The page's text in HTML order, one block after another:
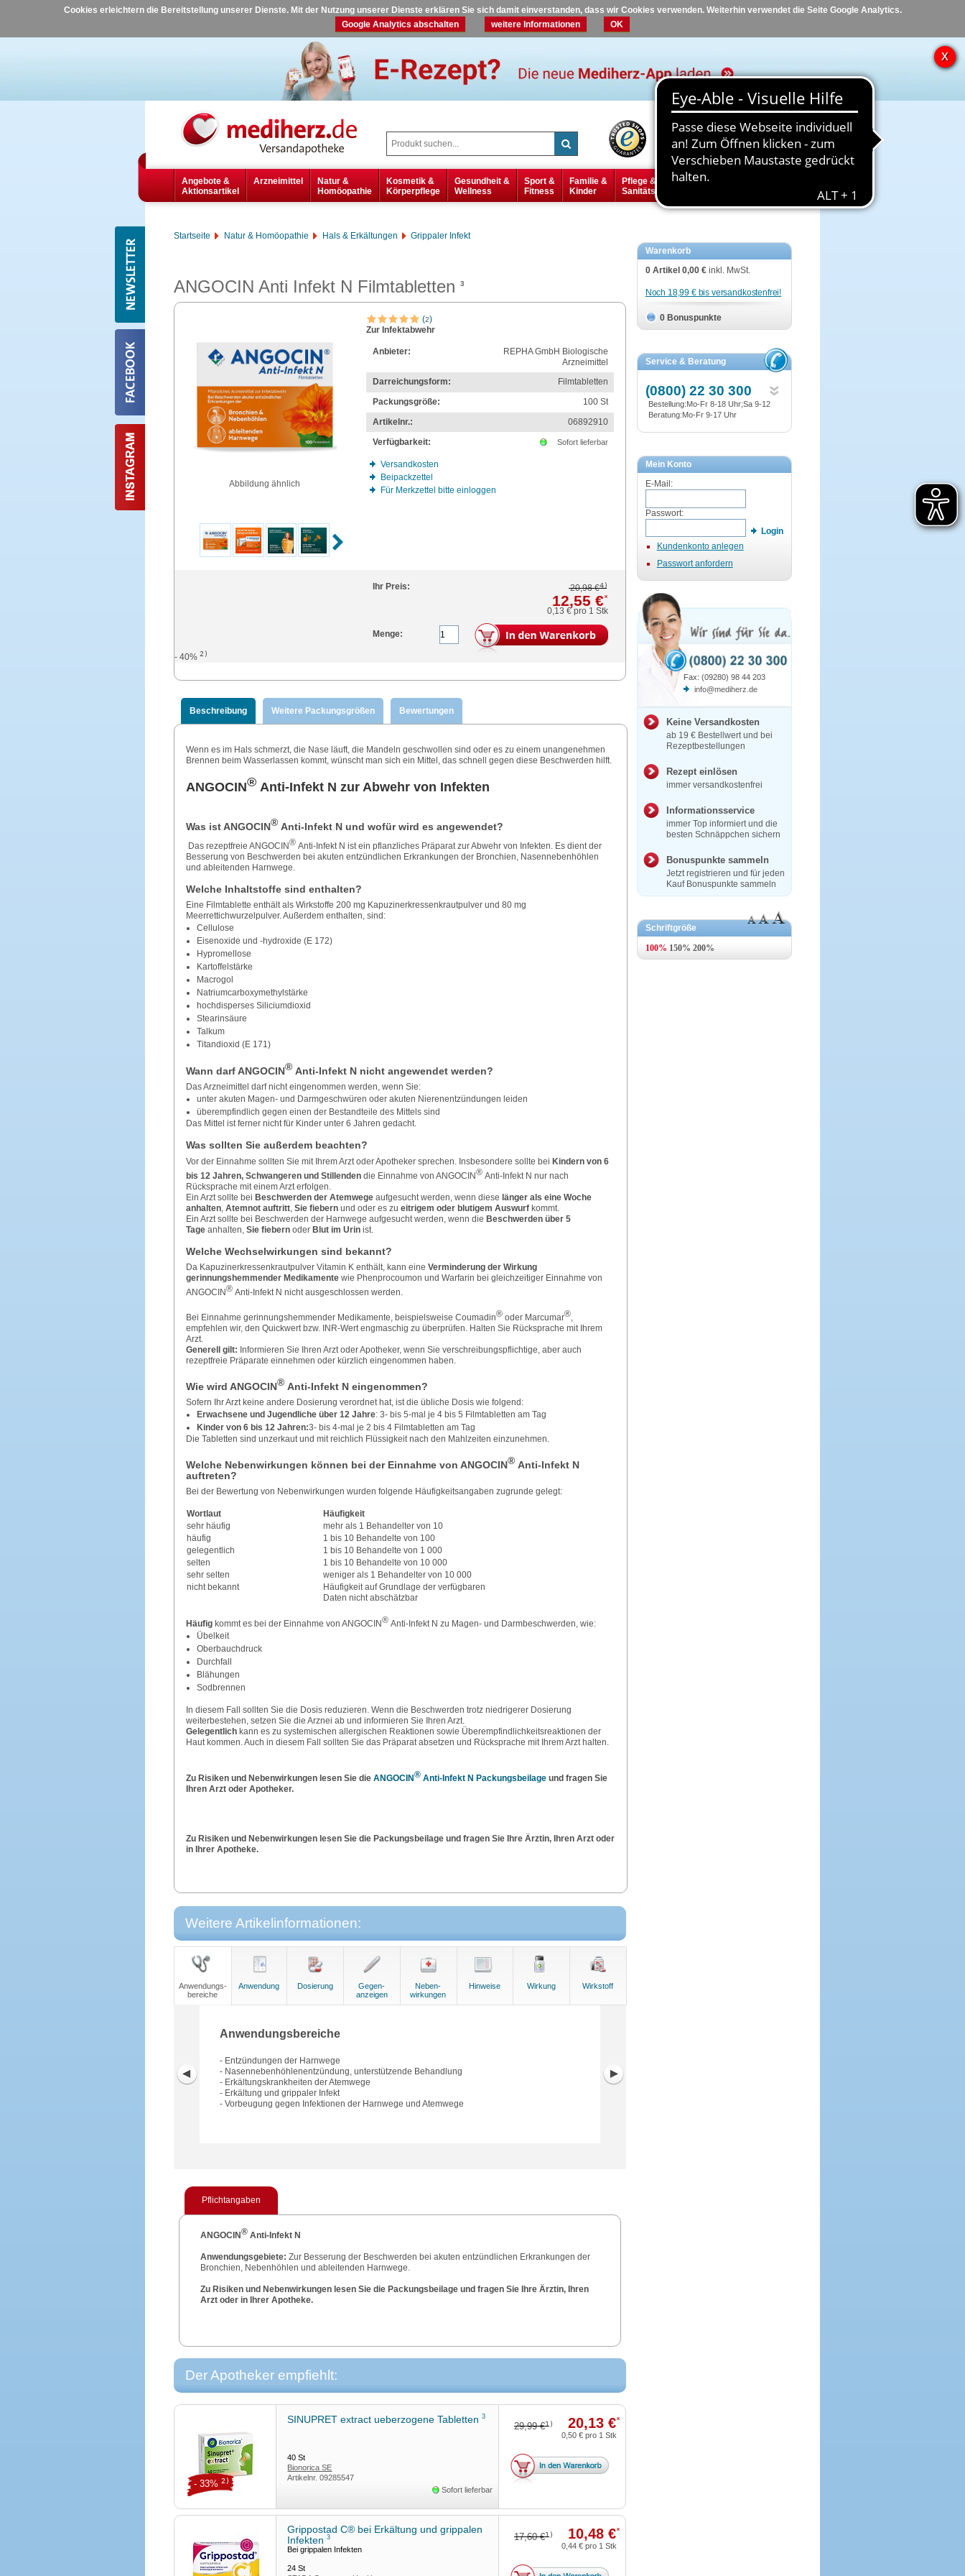
Cookies erleichtern die Bereitstellung unserer Dienste. Mit der Nutzung unserer Dienste erklären Sie sich damit einverstanden, dass wir Cookies verwenden. Weiterhin verwendet die Seite Google Analytics.
Google Analytics abschalten
weitere Informationen OK
Hilfe Kontakt
Angebote &
Aktionsartikel
Arzneimittel
Natur &
Homöopathie
Kosmetik &
Körperpflege
Gesundheit &
Wellness
Sport &
Fitness
Familie &
Kinder
Pflege &
Sanitätsbedarf
Diabetes
Startseite Natur & Homöopathie Hals & Erkältungen Grippaler Infekt
ANGOCIN Anti Infekt N Filmtabletten 3
Abbildung ähnlich
(2)
Zur Infektabwehr
Anbieter:
REPHA GmbH Biologische
Arzneimittel
Darreichungsform:
Filmtabletten
Packungsgröße:
100 St
Artikelnr.:
06892910
Verfügbarkeit:
Sofort lieferbar
Versandkosten
Beipackzettel
Für Merkzettel bitte einloggen
Ihr Preis: 20,98 €4)
12,55 €*
0,13 €pro 1 Stk
Menge:
- 40% 2)
Beschreibung Weitere Packungsgrößen Bewertungen
Wenn es im Hals schmerzt, die Nase läuft, die Mandeln geschwollen sind oder es zu einem unangenehmen
Brennen beim Wasserlassen kommt, wünscht man sich ein Mittel, das schnell gegen diese Beschwerden hilft.
ANGOCIN®Anti-Infekt N zur Abwehr von Infekten
Was ist ANGOCIN® Anti-Infekt N und wofür wird es angewendet?
Das rezeptfreie ANGOCIN®Anti-Infekt N ist ein pflanzliches Präparat zur Abwehr von Infekten. Es dient der
Besserung von Beschwerden bei akuten entzündlichen Erkrankungen der Bronchien, Nasennebenhöhlen
und ableitenden Harnwege.
Welche Inhaltstoffe sind enthalten?
Eine Filmtablette enthält als Wirkstoffe 200 mg Kapuzinerkressenkrautpulver und 80 mg
Meerrettichwurzelpulver. Außerdem enthalten, sind:
Cellulose
Eisenoxide und -hydroxide (E 172)
Hypromellose
Kartoffelstärke
Macrogol
Natriumcarboxymethylstärke
hochdisperses Siliciumdioxid
Stearinsäure
Talkum
Titandioxid (E 171)
Wann darf ANGOCIN®Anti-Infekt N nicht angewendet werden?
Das Arzneimittel darf nicht eingenommen werden, wenn Sie:
unter akuten Magen- und Darmgeschwüren oder akuten Nierenentzündungen leiden
überempfindlich gegen einen der Bestandteile des Mittels sind
Das Mittel ist ferner nicht für Kinder unter 6 Jahren gedacht.
Was sollten Sie außerdem beachten?
Vor der Einnahme sollten Sie mit Ihrem Arzt oder Apotheker sprechen. Insbesondere sollte bei Kindern von 6
bis 12 Jahren, Schwangeren und Stillendendie Einnahme von ANGOCIN®Anti-Infekt N nur nach
Rücksprache mit einem Arzt erfolgen.
Ein Arzt sollte bei Beschwerden der Atemwegeaufgesucht werden, wenn diese länger als eine Woche
anhalten, Atemnot auftritt, Sie fiebernund oder es zu eitrigem oder blutigem Auswurfkommt.
Ein Arzt sollte bei Beschwerden der Harnwege aufgesucht werden, wenn die Beschwerden über 5
Tage anhalten, Sie fiebernoder Blut im Urinist.
Welche Wechselwirkungen sind bekannt?
Da Kapuzinerkressenkrautpulver Vitamin K enthält, kann eine Verminderung der Wirkung
gerinnungshemmender Medikamentewie Phenprocoumon und Warfarin bei gleichzeitiger Einnahme von
ANGOCIN®Anti-Infekt N nicht ausgeschlossen werden.
Bei Einnahme gerinnungshemmender Medikamente, beispielsweise Coumadin®oder Marcumar®,
empfehlen wir, den Quickwert bzw. INR-Wert engmaschig zu überprüfen. Halten Sie Rücksprache mit Ihrem
Arzt.
Generell gilt: Informieren Sie Ihren Arzt oder Apotheker, wenn Sie verschreibungspflichtige, aber auch
rezeptfreie Präparate einnehmen oder kürzlich eingenommen haben.
Wie wird ANGOCIN®Anti-Infekt N eingenommen?
Sofern Ihr Arzt keine andere Dosierung verordnet hat, ist die übliche Dosis wie folgend:
Erwachsene und Jugendliche über 12 Jahre: 3- bis 5-mal je 4 bis 5 Filmtabletten am Tag
Kinder von 6 bis 12 Jahren:3- bis 4-mal je 2 bis 4 Filmtabletten am Tag
Die Tabletten sind unzerkaut und mit reichlich Flüssigkeit nach den Mahlzeiten einzunehmen.
Welche Nebenwirkungen können bei der Einnahme von ANGOCIN®Anti-Infekt N
auftreten?
Bei der Bewertung von Nebenwirkungen wurden folgende Häufigkeitsangaben zugrunde gelegt:
Wortlaut
Häufigkeit
sehr häufig
mehr als 1 Behandelter von 10
häufig
1 bis 10 Behandelte von 100
gelegentlich
1 bis 10 Behandelte von 1 000
selten
1 bis 10 Behandelte von 10 000
sehr selten
weniger als 1 Behandelter von 10 000
nicht bekannt
Häufigkeit auf Grundlage der verfügbaren
Daten nicht abschätzbar
Häufigkommt es bei der Einnahme von ANGOCIN® Anti-Infekt N zu Magen- und Darmbeschwerden, wie:
Übelkeit
Oberbauchdruck
Durchfall
Blähungen
Sodbrennen
In diesem Fall sollten Sie die Dosis reduzieren. Wenn die Beschwerden trotz niedrigerer Dosierung
weiterbestehen, setzen Sie die Arznei ab und informieren Sie Ihren Arzt.
Gelegentlich kann es zu systemischen allergischen Reaktionen sowie Überempfindlichkeitsreaktionen der
Haut kommen. Auch in diesem Fall sollten Sie das Präparat absetzen und Rücksprache mit Ihrem Arzt halten.
Zu Risiken und Nebenwirkungen lesen Sie die ANGOCIN®Anti-Infekt N Packungsbeilageund fragen Sie
Ihren Arzt oder Apotheker.
Zu Risiken und Nebenwirkungen lesen Sie die Packungsbeilage und fragen Sie Ihre Ärztin, Ihren Arzt oder
in Ihrer Apotheke.
Weitere Artikelinformationen:
Anwendungs-
bereiche
Anwendung Dosierung
Gegen-
anzeigen
Neben-
wirkungen
Hinweise Wirkung Wirkstoff
Anwendungsbereiche
- Entzündungen der Harnwege
- Nasennebenhöhlenentzündung, unterstützende Behandlung
- Erkältungskrankheiten der Atemwege
- Erkältung und grippaler Infekt
- Vorbeugung gegen Infektionen der Harnwege und Atemwege
Pflichtangaben
ANGOCIN® Anti-Infekt N
Anwendungsgebiete:Zur Besserung der Beschwerden bei akuten entzündlichen Erkrankungen der
Bronchien, Nebenhöhlen und ableitenden Harnwege.
Zu Risiken und Nebenwirkungen lesen Sie die Packungsbeilage und fragen Sie Ihre Ärztin, Ihren
Arzt oder in Ihrer Apotheke.
Der Apotheker empfiehlt:
SINUPRET extract ueberzogene Tabletten3
40St
Bionorica SE
Artikelnr.09285547
Sofort lieferbar
29,99 €1) 20,13 €*
- 33% 2)
0,50 € pro 1 Stk
Grippostad C® bei Erkältung und grippalen
Infekten3
Bei grippalen Infekten
24St
17,60 €1) 10,48 €*
0,44 € pro 1 Stk
Warenkorb
0 Artikel 0,00 € inkl. MwSt.
Noch 18,99 € bis versandkostenfrei!
0 Bonuspunkte
Service & Beratung
(0800) 22 30 300
Bestellung:Mo-Fr 8-18 Uhr;Sa 9-12
Beratung:Mo-Fr 9-17 Uhr
Mein Konto
E-Mail:
Passwort:
Login
Kundenkonto anlegen
Passwort anfordern
Fax: (09280) 98 44 203
info@mediherz.de
Keine Versandkosten
ab 19 € Bestellwert und bei
Rezeptbestellungen
Rezept einlösen
immer versandkostenfrei
Informationsservice
immer Top informiert und die
besten Schnäppchen sichern
Bonuspunkte sammeln
Jetzt registrieren und für jeden
Kauf Bonuspunkte sammeln
Schriftgröße